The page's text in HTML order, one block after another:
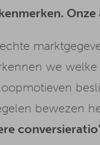
Onze
we
bewezen